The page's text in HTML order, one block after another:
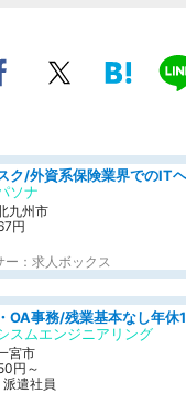
ソナ
九州市
円
ー：求人ボックス
スムエンジニアリング
宮市
円～
遣社員